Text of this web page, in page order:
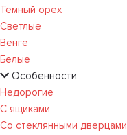
Темный орех
Светлые
Венге
Белые
Особенности
Недорогие
С ящиками
Со стеклянными дверцами